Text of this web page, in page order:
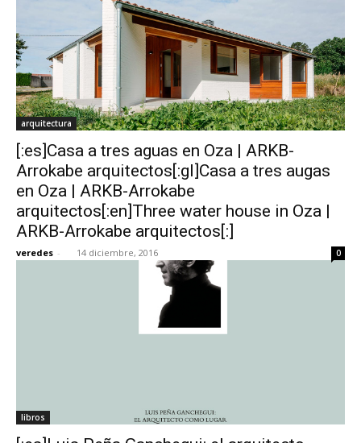
arquitectura
[:es]Casa a tres aguas en Oza | ARKB-
Arrokabe arquitectos[:gl]Casa a tres augas
en Oza | ARKB-Arrokabe
arquitectos[:en]Three water house in Oza |
ARKB-Arrokabe arquitectos[:]
veredes - 14 diciembre, 2016 0
libros